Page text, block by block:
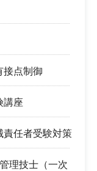
接点制御
講座
責任者受験対策
理技士（一次